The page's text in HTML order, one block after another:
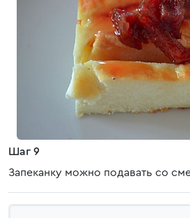
Шаг 9
Запеканку можно подавать со